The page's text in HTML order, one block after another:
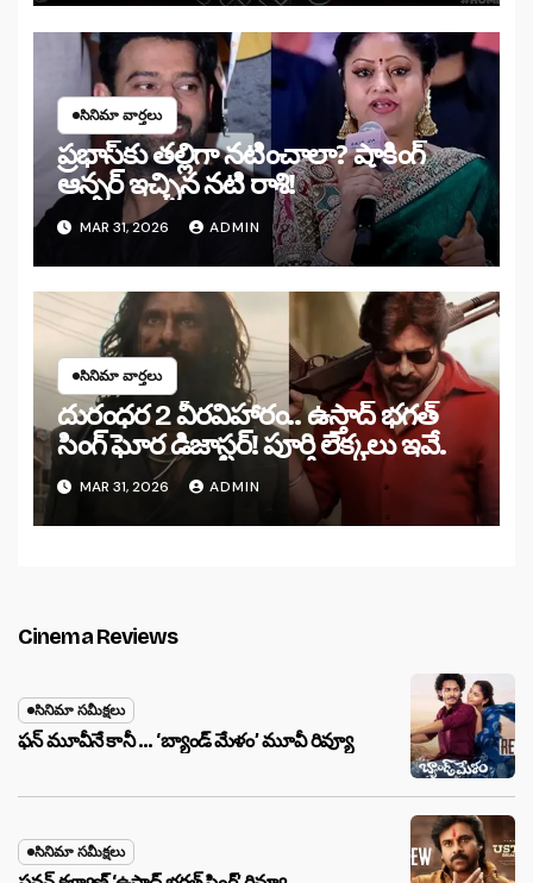
సినిమా వార్తలు
ప్రభాస్‌కు తల్లిగా నటించాలా? షాకింగ్
ఆన్సర్ ఇచ్చిన నటి రాశి!
MAR 31, 2026 ADMIN
సినిమా వార్తలు
దురంధర 2 వీరవిహారం.. ఉస్తాద్ భగత్
సింగ్ ఘోర డిజాస్టర్! పూర్తి లెక్కలు ఇవే.
MAR 31, 2026 ADMIN
Cinema Reviews
సినిమా సమీక్షలు
ఫన్ మూవీనే కానీ … ‘బ్యాండ్‌ మేళం’ మూవీ రివ్యూ
సినిమా సమీక్షలు